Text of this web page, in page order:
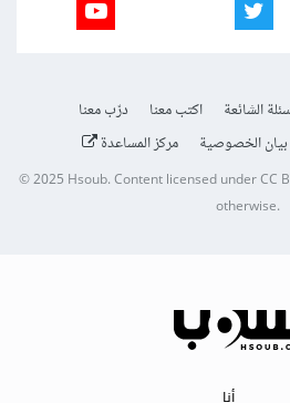
الشائعة اكتب معنا
درّب معنا
بيان الخصوصية مركز المساعدة
© 2025Hsoub.Content licensed underCC
otherwise.